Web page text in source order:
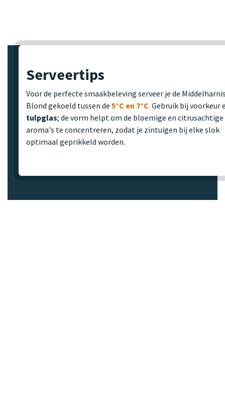
Serveertips
Voor de perfecte smaakbeleving serveer je de
Blond gekoeld tussen de5°C en 7°C. Gebruik bij voorkeur
tulpglas; de vorm helpt om de bloemige en citrusachtige
aroma's te concentreren, zodat je zintuigen bij elke slok
optimaal geprikkeld worden.